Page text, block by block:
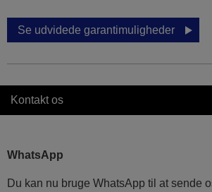
Se udvidede garantimuligheder
Kontakt os
WhatsApp
Du kan nu bruge WhatsApp til at sende